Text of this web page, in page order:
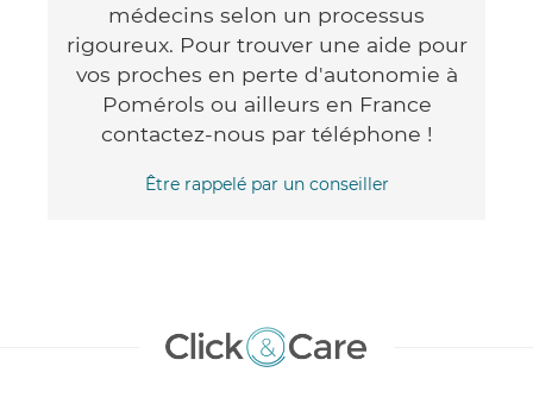
médecins selon un processus
rigoureux. Pour trouver une aide pour
vos proches en perte d'autonomie à
Pomérols ou ailleurs en France
contactez-nous par téléphone !
Être rappelé par un conseiller